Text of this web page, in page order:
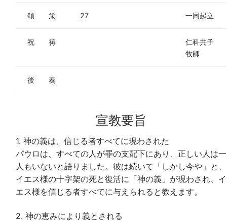
頌 栄 27 一同起立
祝 祷
仁科共子
牧師
後 奏
宣教要旨
1. 神の義は、信じる者すべてに現わされた
パウロは、すべての人が罪の支配下にあり、正しい人は一
人もいないと語りました。彼は続いて「しかし今や」と、
イエス様の十字架の死と復活に「神の義」が現わされ、イ
エス様を信じる者すべてに与えられると教えます。
2. 神の恵みにより義とされる